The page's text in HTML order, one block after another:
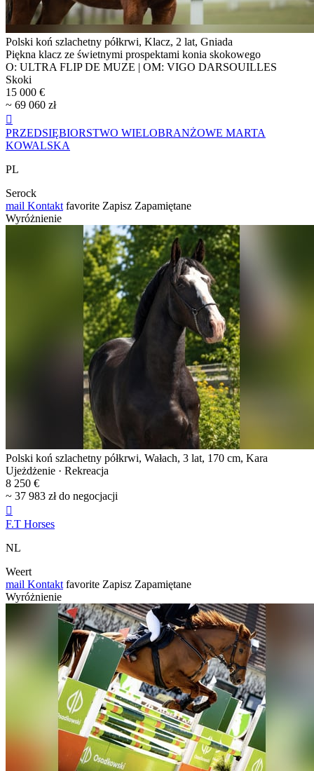
Polski koń szlachetny półkrwi, Klacz, 2 lat, Gniada
Piękna klacz ze świetnymi prospektami konia skokowego
O: ULTRA FLIP DE MUZE | OM: VIGO DARSOUILLES
Skoki
15 000 €
~ 69 060 zł

PRZEDSIĘBIORSTWO WIELOBRANŻOWE MARTA
KOWALSKA
PL
Serock
mail Kontakt favorite Zapisz Zapamiętane
Wyróżnienie
Polski koń szlachetny półkrwi, Wałach, 3 lat, 170 cm, Kara
Ujeżdżenie · Rekreacja
8 250 €
~ 37 983 zł do negocjacji

F.T Horses
NL
Weert
mail Kontakt favorite Zapisz Zapamiętane
Wyróżnienie